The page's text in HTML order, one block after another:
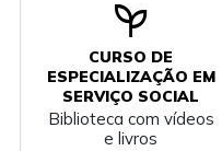
psychiatry
CURSO DE
ESPECIALIZAÇÃO EM
SERVIÇO SOCIAL
Biblioteca com vídeos
e livros